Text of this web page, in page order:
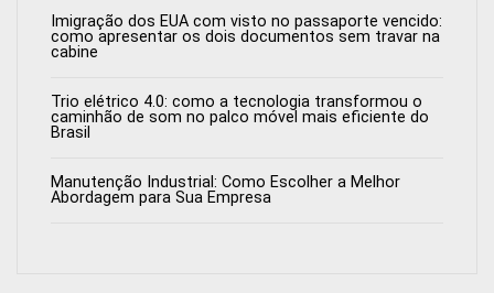
Imigração dos EUA com visto no passaporte vencido:
como apresentar os dois documentos sem travar na
cabine
Trio elétrico 4.0: como a tecnologia transformou o
caminhão de som no palco móvel mais eficiente do
Brasil
Manutenção Industrial: Como Escolher a Melhor
Abordagem para Sua Empresa